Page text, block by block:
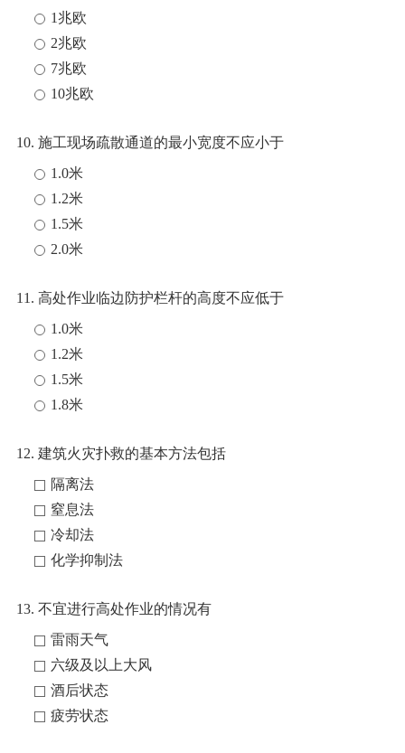
1兆欧
2兆欧
7兆欧
10兆欧
10. 施工现场疏散通道的最小宽度不应小于
1.0米
1.2米
1.5米
2.0米
11. 高处作业临边防护栏杆的高度不应低于
1.0米
1.2米
1.5米
1.8米
12. 建筑火灾扑救的基本方法包括
隔离法
窒息法
冷却法
化学抑制法
13. 不宜进行高处作业的情况有
雷雨天气
六级及以上大风
酒后状态
疲劳状态